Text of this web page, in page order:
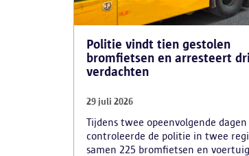
Politie vindt tien gestolen
bromfietsen en arresteert
verdachten
29 juli 2026
Tijdens twee opeenvolgende dagen
controleerde de politie in twee
samen 225 bromfietsen en